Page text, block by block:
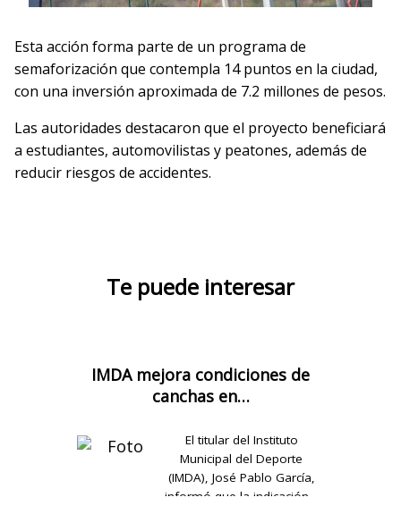
Esta acción forma parte de un programa de
semaforización que contempla 14 puntos en la ciudad,
con una inversión aproximada de 7.2 millones de pesos.
Las autoridades destacaron que el proyecto beneficiará
a estudiantes, automovilistas y peatones, además de
reducir riesgos de accidentes.
Te puede interesar
IMDA mejora condiciones de
canchas en…
El titular del Instituto
Municipal del Deporte
(IMDA), José Pablo García,
informó que la indicación…